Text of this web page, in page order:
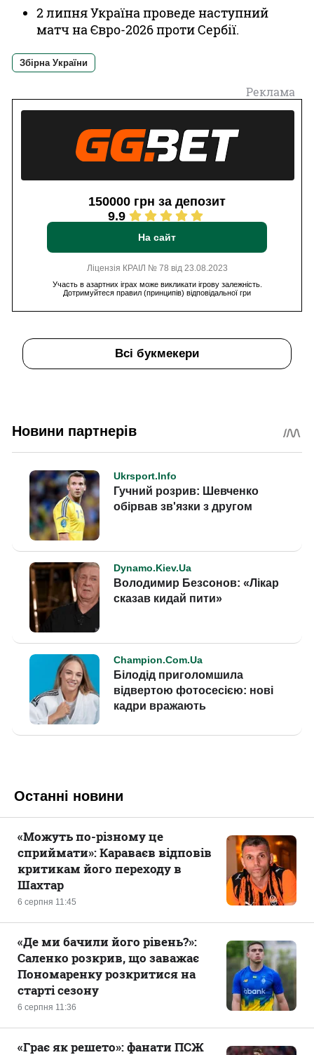
2 липня Україна проведе наступний
матч на Євро-2026 проти Сербії.
Збірна України
Реклама
150000 грн за депозит
9.9
На сайт
Ліцензія КРАІЛ № 78 від 23.08.2023
Участь в азартних іграх може викликати ігрову залежність.
Дотримуйтеся правил (принципів) відповідальної гри
Всі букмекери
Останні новини
6 серпня 11:45
«Можуть по-різному це
сприймати»: Караваєв відповів
критикам його переходу в
Шахтар
6 серпня 11:36
«Де ми бачили його рівень?»:
Саленко розкрив, що заважає
Пономаренку розкритися на
старті сезону
«Грає як решето»: фанати ПСЖ